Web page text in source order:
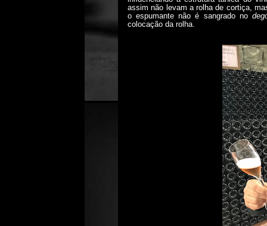
assim não levam a rolha de cortiça,
o espumante não é sangrado no
colocação da rolha.